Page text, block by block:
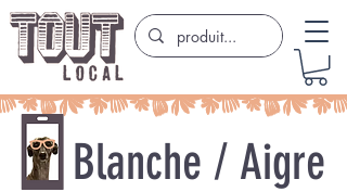
Blanche / Aigre